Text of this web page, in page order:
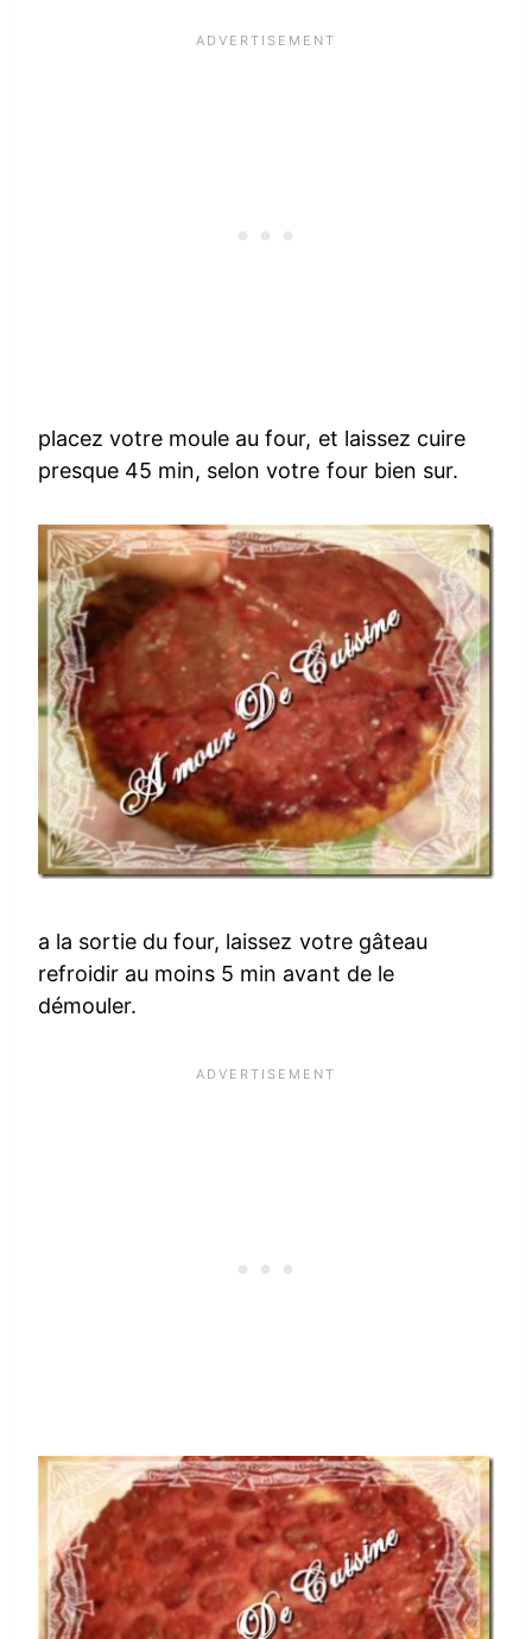
placez votre moule au four, et laissez cuire
presque 45 min, selon votre four bien sur.
a la sortie du four, laissez votre gâteau
refroidir au moins 5 min avant de le
démouler.